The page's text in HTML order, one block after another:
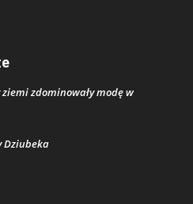
zdominowały modę w
Dziubeka